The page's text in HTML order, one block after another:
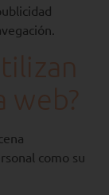
web?
como su